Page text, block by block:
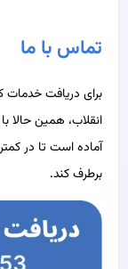
تماس با ما
برای دریافت خدمات
انقلاب، همین حالا
آماده است تا در
برطرف کند.